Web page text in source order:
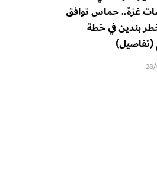
غزة.. حماس توافق
بندين في خطة
(تفاصيل)